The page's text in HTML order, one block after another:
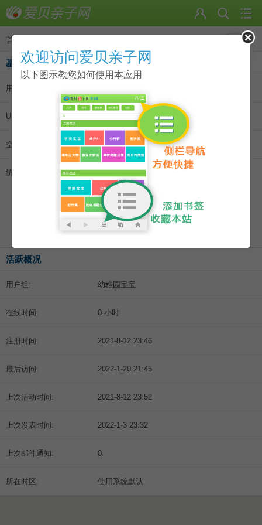
首页
基本资料
用户名:
UID:
空间访问量: 1794
统计信息:
主题数 2
回帖数 5
好友数 0
记录数 0
日志数 0
活跃概况
用户组: 幼稚园宝宝
在线时间: 0 小时
注册时间: 2021-8-12 23:46
最后访问: 2022-1-20 21:45
上次活动时间: 2021-8-12 23:52
上次发表时间: 2022-1-3 23:32
上次邮件通知: 0
所在时区: 使用系统默认
欢迎访问爱贝亲子网
以下图示教您如何使用本应用